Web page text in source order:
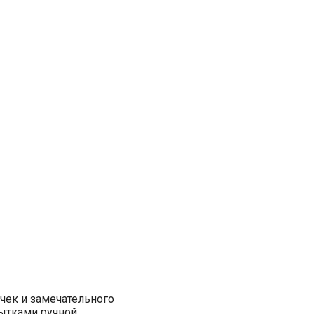
и замечательного